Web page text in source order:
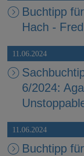
Buchtipp
Hach -
11.06.2024
6/2024:
11.06.2024
Buchtipp